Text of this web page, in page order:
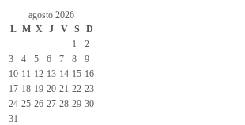
agosto 2026
L M X J V S
D
1
2
3
4 5 6 7 8
9
10 11 12 13 14 15 16
17 18 19 20 21 22 23
24 25 26 27 28 29 30
31